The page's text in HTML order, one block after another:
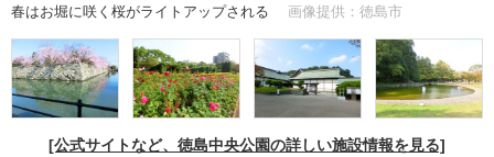
春はお堀に咲く桜がライトアップされる 画像提供：徳島市
[公式サイトなど、徳島中央公園の詳しい施設情報を見る]